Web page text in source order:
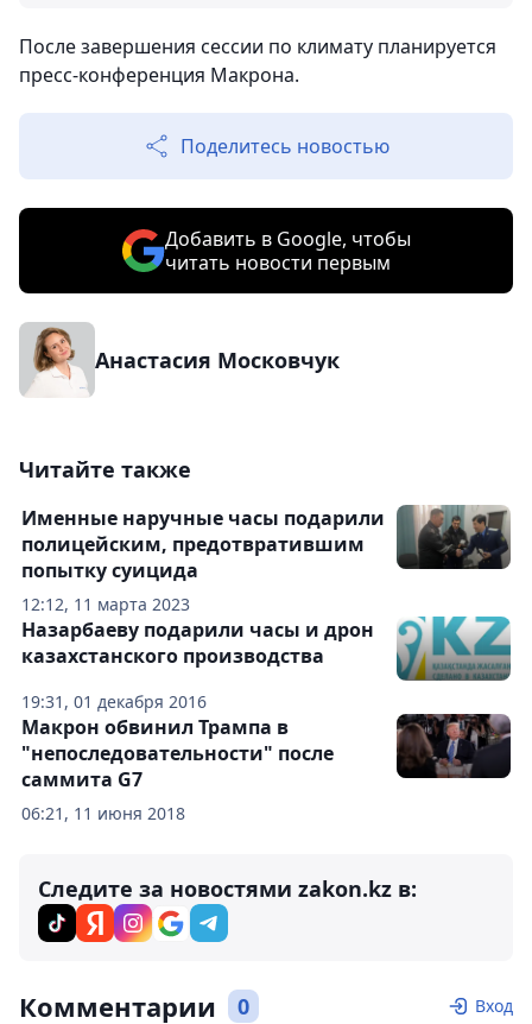
После завершения сессии по климату планируется
пресс-конференция Макрона.
Поделитесь новостью
Добавить в Google, чтобы
читать новости первым
Анастасия Московчук
Читайте также
12:12, 11 марта 2023
Именные наручные часы подарили
полицейским, предотвратившим
попытку суицида
19:31, 01 декабря 2016
Назарбаеву подарили часы и дрон
казахстанского производства
06:21, 11 июня 2018
Макрон обвинил Трампа в
"непоследовательности" после
саммита G7
Следите за новостями zakon.kz в:
Комментарии 0 Вход